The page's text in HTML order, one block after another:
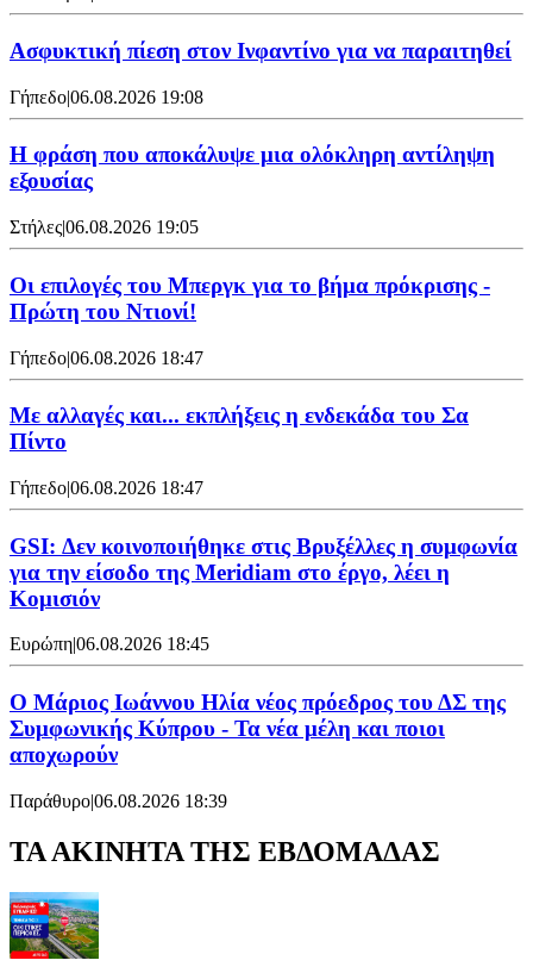
Ασφυκτική πίεση στον Ινφαντίνο για να παραιτηθεί
Γήπεδο|06.08.2026 19:08
Η φράση που αποκάλυψε μια ολόκληρη αντίληψη
εξουσίας
Στήλες|06.08.2026 19:05
Οι επιλογές του Μπεργκ για το βήμα πρόκρισης -
Πρώτη του Ντιονί!
Γήπεδο|06.08.2026 18:47
Με αλλαγές και... εκπλήξεις η ενδεκάδα του Σα
Πίντο
Γήπεδο|06.08.2026 18:47
GSI: Δεν κοινοποιήθηκε στις Βρυξέλλες η συμφωνία
για την είσοδο της Meridiam στο έργο, λέει η
Κομισιόν
Ευρώπη|06.08.2026 18:45
Ο Μάριος Ιωάννου Ηλία νέος πρόεδρος του ΔΣ της
Συμφωνικής Κύπρου - Τα νέα μέλη και ποιοι
αποχωρούν
Παράθυρο|06.08.2026 18:39
ΤΑ ΑΚΙΝΗΤΑ ΤΗΣ ΕΒΔΟΜΑΔΑΣ